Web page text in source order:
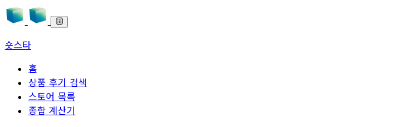
숏스타
홈
상품 후기 검색
스토어 목록
종합 계산기